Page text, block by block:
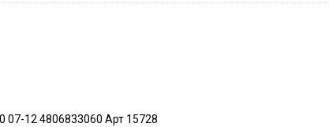
07-12 4806833060 Арт 15728